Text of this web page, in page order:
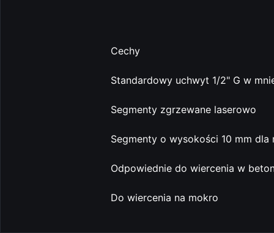
Cechy
Standardowy uchwyt 1/2" G w
Segmenty zgrzewane laserowo
Segmenty o wysokości 10 mm
Odpowiednie do wiercenia w
Do wiercenia na mokro